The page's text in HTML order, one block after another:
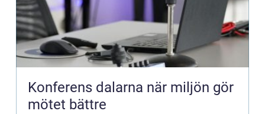
Konferens dalarna när miljön gör
mötet bättre